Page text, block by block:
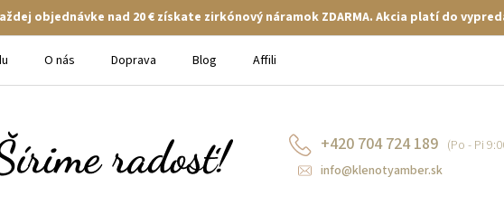
objednávke nad 20 € získate zirkónový náramok ZDARMA. Akcia platí do
O nás Doprava Blog Affiliate
+420 704 724 189
info@klenotyamber.sk